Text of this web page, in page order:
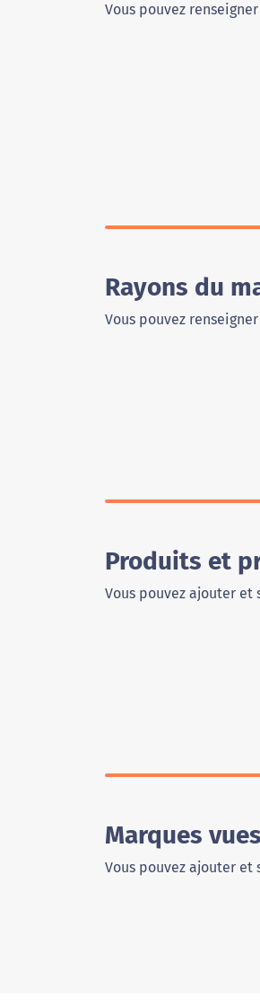
Vous pouvez
Rayons du
Vous pouvez
Produits et
Vous pouvez ajouter
Marques
Vous pouvez ajouter